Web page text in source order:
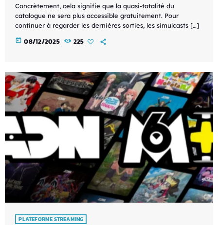
Concrètement, cela signifie que la quasi-totalité du
catalogue ne sera plus accessible gratuitement. Pour
continuer à regarder les dernières sorties, les simulcasts […]
today 08/12/2025 225
PLATEFORME STREAMING